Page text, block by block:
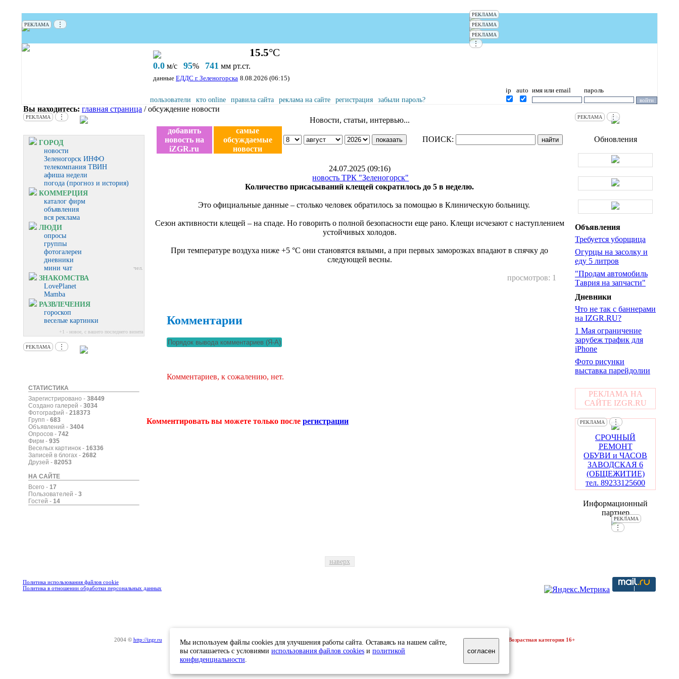
РЕКЛАМА ⋮
РЕКЛАМА
⋮
РЕКЛАМА
⋮
РЕКЛАМА
⋮
15.5°С
0.0 м/с 95% 741 мм рт.ст.
данные ЕДДС г. Зеленогорска 8.08.2026 (06:15)
пользователи кто online правила сайта реклама на сайте регистрация забыли пароль?
ip auto имя или email пароль
Вы находитесь: главная страница / обсуждение новости
РЕКЛАМА ⋮
ГОРОД
новости
Зеленогорск ИНФО
телекомпания ТВИН
афиша недели
погода (прогноз и история)
КОММЕРЦИЯ
каталог фирм
объявления
вся реклама
ЛЮДИ
опросы
группы
фотогалереи
дневники
мини чат
чел.
ЗНАКОМСТВА
LovePlanet
Mamba
РАЗВЛЕЧЕНИЯ
гороскоп
веселые картинки
+1 - новое, с вашего последнего визита
РЕКЛАМА ⋮
СТАТИСТИКА
Зарегистрировано - 38449
Создано галерей - 3034
Фотографий - 218373
Групп - 683
Объявлений - 3404
Опросов - 742
Фирм - 935
Веселых картинок - 16336
Записей в блогах - 2682
Друзей - 82053
НА САЙТЕ
Всего - 17
Пользователей - 3
Гостей - 14
Новости, статьи, интервью...
добавить
новость на
iZGR.ru
самые
обсуждаемые
новости
ПОИСК:
24.07.2025 (09:16)
новость ТРК "Зеленогорск"
Количество присасываний клещей сократилось до 5 в неделю.
Это официальные данные – столько человек обратилось за помощью в Клиническую больницу.
Сезон активности клещей – на спаде. Но говорить о полной безопасности еще рано. Клещи исчезают с наступлением
устойчивых холодов.
При температуре воздуха ниже +5 °С они становятся вялыми, а при первых заморозках впадают в спячку до
следующей весны.
просмотров: 1
Комментарии
Комментариев, к сожалению, нет.
Комментировать вы можете только после регистрации
РЕКЛАМА ⋮
Обновления
Объявления
Требуется уборщица
Огурцы на засолку и
еду 5 литров
"Продам автомобиль
Таврия на запчасти"
Дневники
Что не так с баннерами
на IZGR.RU?
1 Мая ограничение
зарубеж трафик для
iPhone
Фото рисунки
выставка парейдолии
РЕКЛАМА НА
САЙТЕ IZGR.RU
РЕКЛАМА ⋮
СРОЧНЫЙ
РЕМОНТ
ОБУВИ и ЧАСОВ
ЗАВОДСКАЯ 6
(ОБЩЕЖИТИЕ)
тел. 89233125600
Информационный
партнер
РЕКЛАМА
⋮
наверх
Мы используем файлы cookies для улучшения работы сайта. Оставаясь на нашем сайте,
вы соглашаетесь с условиями использования файлов cookies и политикой
конфиденциальности
согласен
Политика использования файлов cookie
Политика в отношении обработки персональных данных
2004 © http://izgr.ru общие правила контакты реклама на сайте Возрастная категория 16+